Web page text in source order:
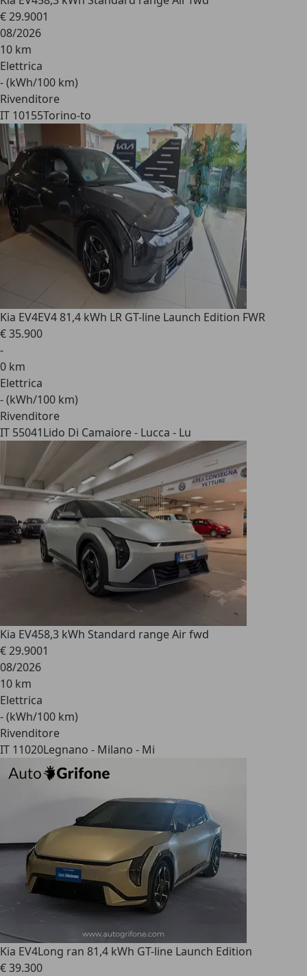
€ 29.9001
08/2026
10 km
Elettrica
- (kWh/100 km)
Rivenditore
IT 10155Torino-to
Kia EV4EV4 81,4 kWh LR GT-line Launch Edition FWR
€ 35.900
-
0 km
Elettrica
- (kWh/100 km)
Rivenditore
IT 55041Lido Di Camaiore - Lucca - Lu
Kia EV458,3 kWh Standard range Air fwd
€ 29.9001
08/2026
10 km
Elettrica
- (kWh/100 km)
Rivenditore
IT 11020Legnano - Milano - Mi
Kia EV4Long ran 81,4 kWh GT-line Launch Edition
€ 39.300